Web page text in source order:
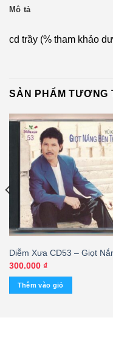
Mô tả
cd trầy (% tham khảo
SẢN PHẨM TƯƠNG
Diễm Xưa CD53 – Giọt
Bên Thềm – Vũ Khanh
300.000 ₫
Thêm vào giỏ